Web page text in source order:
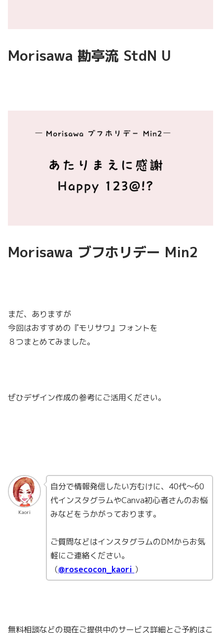
Morisawa 勘亭流 StdN U
Morisawa ブフホリデー Min2
まだ、ありますが
今回はおすすめの『モリサワ』フォントを
８つまとめてみました。
ぜひデザイン作成の参考にご活用ください。
Kaori
自分で情報発信したい方むけに、40代〜60
代インスタグラムやCanva初心者さんのお悩
みなどをうかがっております。
ご質問などはインスタグラムのDMからお気
軽にご連絡ください。
（@rosecocon_kaori ）
無料相談などの現在ご提供中のサービス詳細とご予約はこ